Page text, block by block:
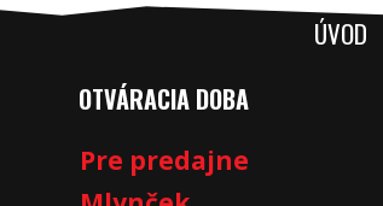
ÚVOD
OTVÁRACIA DOBA
Pre predajne